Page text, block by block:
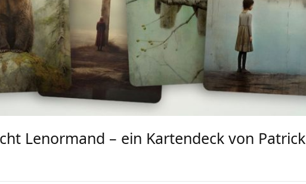
Lenormand – ein Kartendeck von Patrick